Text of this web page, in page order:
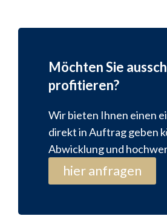
Möchten Sie
profitieren?
Wir bieten Ihnen einen
direkt in Auftrag geben
Abwicklung und
hier anfragen